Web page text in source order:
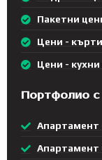
Пакетни
Цени -
Цени -
Портфолио
Апартамент
Апартамент